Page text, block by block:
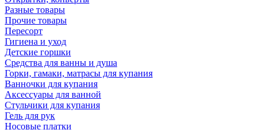
Разные товары
Прочие товары
Пересорт
Гигиена и уход
Детские горшки
Средства для ванны и душа
Горки, гамаки, матрасы для купания
Ванночки для купания
Аксессуары для ванной
Стульчики для купания
Гель для рук
Носовые платки